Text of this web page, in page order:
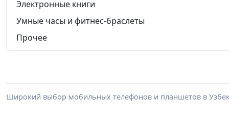
Электронные книги
Умные часы и фитнес-браслеты
Прочее
Широкий выбор мобильных телефонов и планшетов в